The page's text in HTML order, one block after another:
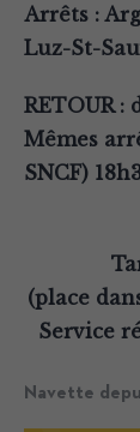
Arrêts :
Luz-St-
RETOUR :
Mêmes
SNCF)
(place
Service
Navette